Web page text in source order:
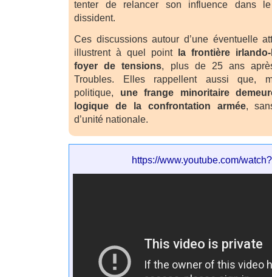
tenter de relancer son influence dans
dissident.
Ces discussions autour d’une éventuelle
illustrent à quel point la frontière
foyer de tensions, plus de 25 ans
Troubles. Elles rappellent aussi que,
politique, une frange minoritaire
logique de la confrontation armée,
d’unité nationale.
https://www.youtube.com/